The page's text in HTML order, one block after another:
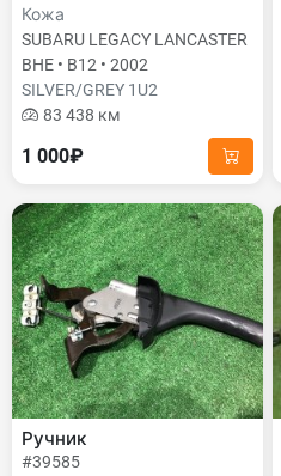
Кожа
SUBARU LEGACY LANCASTER
BHE • B12 • 2002
SILVER/GREY 1U2
83 438 км
1 000₽
Ручник
#39585